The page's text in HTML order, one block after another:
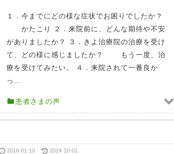
１．今までにどの様な症状でお困りでしたか？
かたこり ２．来院前に、どんな期待や不安
がありましたか？ ３．きよ治療院の治療を受け
て、どの様に感じましたか？ もう一度、治
療を受けてみたい。 ４．来院されて一番良か
っ...
患者さまの声
2016-01-10 2024-10-01